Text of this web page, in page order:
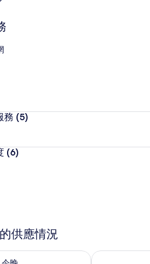
總統套房 |
務 (5)
(6)
供應情況
月 7) 的供應情況 查看明天 (8月